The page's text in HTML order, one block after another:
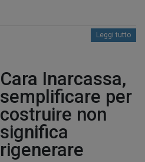
Leggi tutto
Cara Inarcassa,
semplificare per
costruire non
significa
rigenerare